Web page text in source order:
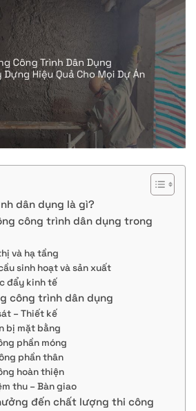
dân dụng là gì?
công trình dân dụng trong
và hạ tầng
sinh hoạt và sản xuất
đẩy kinh tế
công trình dân dụng
– Thiết kế
bị mặt bằng
phần móng
phần thân
hoàn thiện
thu – Bàn giao
đến chất lượng thi công